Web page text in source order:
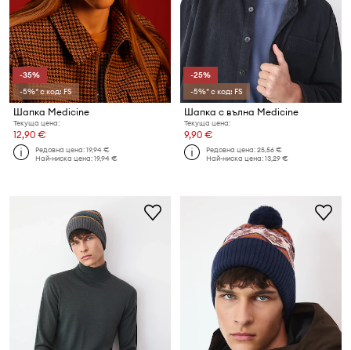
-35%
-5%* с код: FS
Шапка Medicine
Текуща цена:
12,90 €
Редовна цена:19,94 €
Най-ниска цена:19,94 €
-25%
-5%* с код: FS
Шапка с вълна Medicine
Текуща цена:
9,90 €
Редовна цена:25,56 €
Най-ниска цена:13,29 €